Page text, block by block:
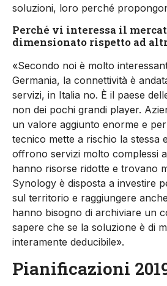
soluzioni, loro perché
Perché vi interessa il
dimensionato rispetto ad
«Secondo noi è molto
Germania, la connettività è
servizi, in Italia no. È il paese
non dei pochi grandi player.
un valore aggiunto enorme e
tecnico mette a rischio la stessa
offrono servizi molto complessi
hanno risorse ridotte e trovano
Synology è disposta a investire
sul territorio e raggiungere
hanno bisogno di archiviare un
sapere che se la soluzione è di
interamente deducibile».
Pianificazioni